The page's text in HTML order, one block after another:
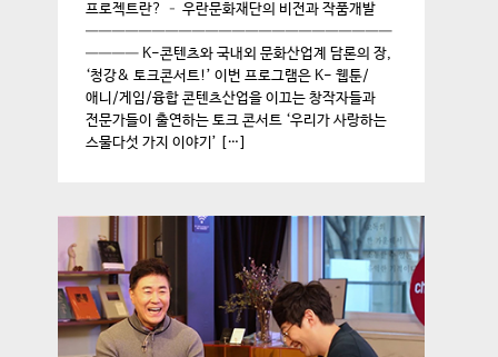
프로젝트란? – 우란문화재단의 비전과 작품개발
———————————————————————
———— K-콘텐츠와 국내외 문화산업계 담론의 장,
‘청강& 토크콘서트!’ 이번 프로그램은 K- 웹툰/
애니/게임/융합 콘텐츠산업을 이끄는 창작자들과
전문가들이 출연하는 토크 콘서트 ‘우리가 사랑하는
스물다섯 가지 이야기’ […]